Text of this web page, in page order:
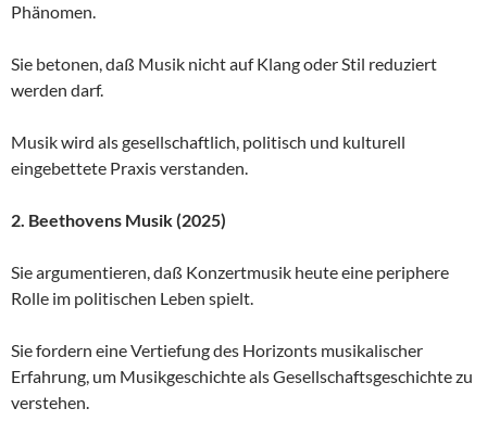
Phänomen.
Sie betonen, daß Musik nicht auf Klang oder Stil reduziert
werden darf.
Musik wird als gesellschaftlich, politisch und kulturell
eingebettete Praxis verstanden.
2. Beethovens Musik (2025)
Sie argumentieren, daß Konzertmusik heute eine periphere
Rolle im politischen Leben spielt.
Sie fordern eine Vertiefung des Horizonts musikalischer
Erfahrung, um Musikgeschichte als Gesellschaftsgeschichte zu
verstehen.